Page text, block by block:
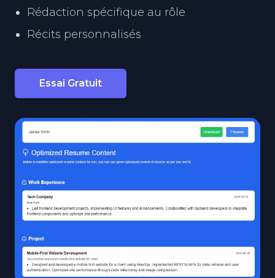
Rédaction spécifique au rôle
Récits personnalisés
Essai Gratuit